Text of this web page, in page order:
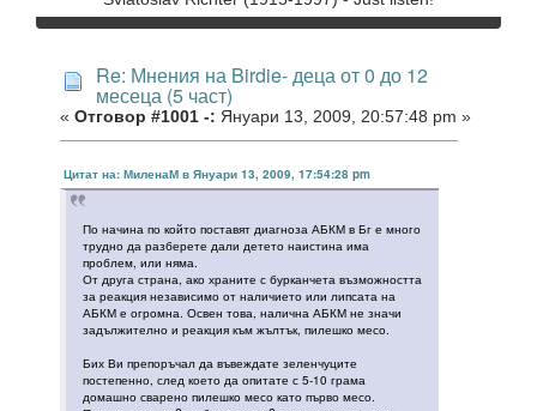
Re: Мнения на Birdie- деца от 0 до 12
месеца (5 част)
« Отговор #1001 -: Януари 13, 2009, 20:57:48 pm »
Цитат на: МиленаМ в Януари 13, 2009, 17:54:28 pm
По начина по който поставят диагноза АБКМ в Бг е много
трудно да разберете дали детето наистина има
проблем, или няма.
От друга страна, ако храните с бурканчета възможността
за реакция независимо от наличието или липсата на
АБКМ е огромна. Освен това, налична АБКМ не значи
задължително и реакция към жълтък, пилешко месо.
Бих Ви препоръчал да въвеждате зеленчуците
постепенно, след което да опитате с 5-10 грама
домашно сварено пилешко месо като първо месо.